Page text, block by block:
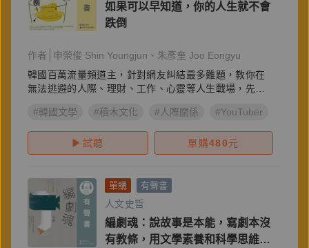
如果可以早知道，你的人生就不會
跌倒
作者 申榮俊 Shin Youngjun
朱彥奎 Joo Eongyu
韓國百萬流量頻道主，針對網友糾結最多難題，教你在
無法逃避的人際、理財、工作、心靈等人生戰場，先知
#韓國文學
#積木文化 #人際關係 #YouTuber
試聽 單購480元
單購 有聲書
人文史哲
編劇魂：說故事是本能，寫劇本沒
有教條，用文學素養和科學思維孕